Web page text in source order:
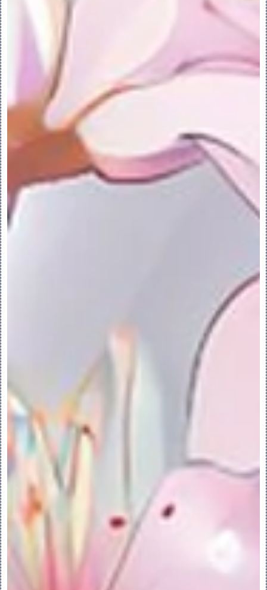
Dimensions) - 显示所有截面直径。
•“隐藏所有截面尺寸”(Hide All Section
Dimensions) - 隐藏所有截面直径。
•“选择主体”(Select Bodies) - 激活主
体收集器，以便可以选择主体。
•“创建新主体”(Create New Body) - 在
新主体中创建特征。
•“全部”(All) - 从特征所通过的所有主体
中移除几何。
•“相切”(Tangent) - 将混合边界设置为与
•“法向”(Normal) - 将混合边界设置为与
3.创建一般混合
创建一般混合：
1.将 Enable_obsoleted_features 配
置选项设置为 Yes，以启用“所有命令”(All
Commands) 列表中的“常规混合”(General
2.将“常规混合”(General Blend) 命令添
加到功能区中所需的用户定义组。